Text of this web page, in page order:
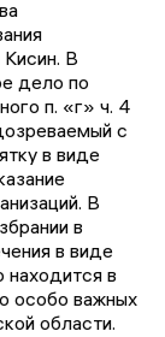
В
дело по
п. «г» ч. 4
с
в виде
В
в
в виде
находится в
особо важных
области.